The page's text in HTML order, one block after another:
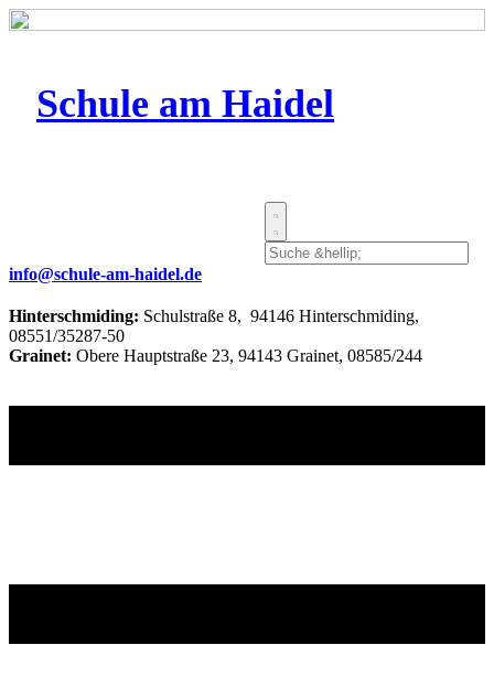
Schule am Haidel
info@schule-am-haidel.de
Hinterschmiding: Schulstraße 8, 94146 Hinterschmiding,
08551/35287-50
Grainet: Obere Hauptstraße 23, 94143 Grainet, 08585/244